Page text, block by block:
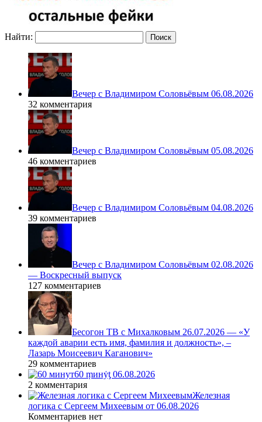
Найти:
Вечер с Владимиром Соловьёвым 06.08.2026
32 комментария
Вечер с Владимиром Соловьёвым 05.08.2026
46 комментариев
Вечер с Владимиром Соловьёвым 04.08.2026
39 комментариев
Вечер с Владимиром Соловьёвым 02.08.2026
— Воскресный выпуск
127 комментариев
Бесогон ТВ с Михалковым 26.07.2026 — «У
каждой аварии есть имя, фамилия и должность», –
Лазарь Моисеевич Каганович»
29 комментариев
60 ṃинẏƫ 06.08.2026
2 комментария
Железная
логика с Сергеем Михеевым от 06.08.2026
Комментариев нет